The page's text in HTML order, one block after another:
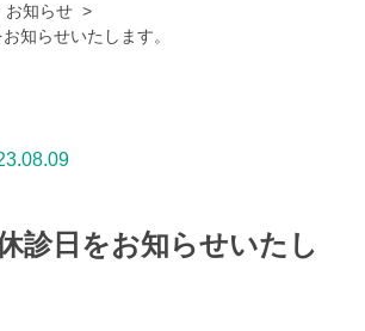
お知らせ >
知らせいたします。
診日をお知らせいたし